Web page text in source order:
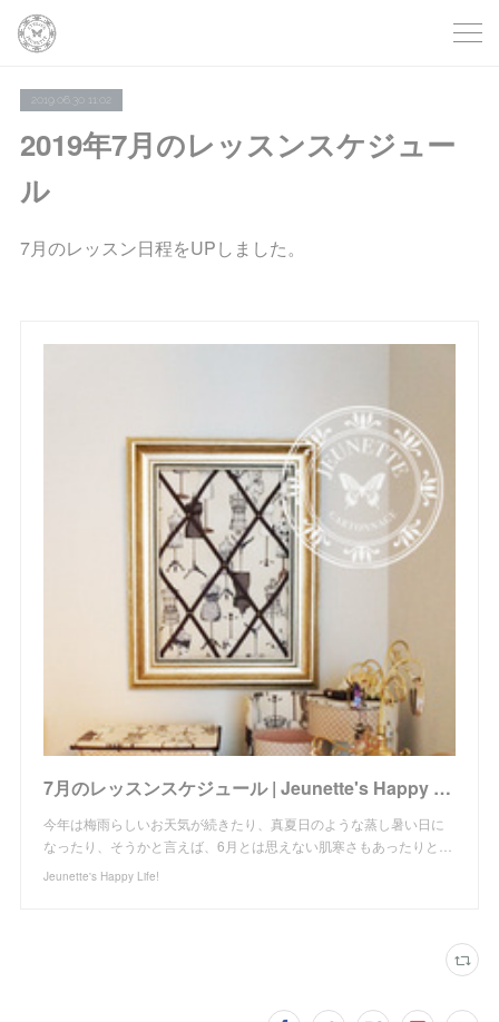
2019.06.30 11:02
2019年7月のレッスンスケジュー
ル
7月のレッスン日程をUPしました。
7月のレッスンスケジュール | Jeunette's Happy Life!
今年は梅雨らしいお天気が続きたり、真夏日のような蒸し暑い日に
なったり、そうかと言えば、6月とは思えない肌寒さもあったりと…
Jeunette's Happy Life!